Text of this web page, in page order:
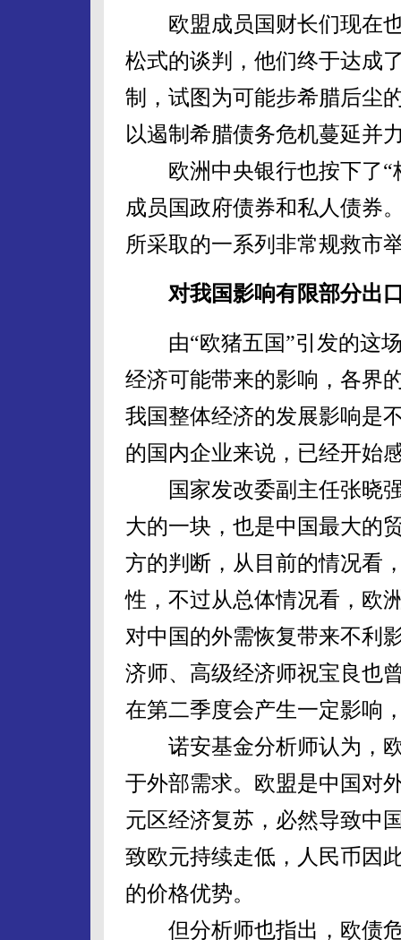
欧盟成员国财长们现在也
松式的谈判，他们终于达成
制，试图为可能步希腊后尘
以遏制希腊债务危机蔓延并
欧洲中央银行也按下了“
成员国政府债券和私人债券
所采取的一系列非常规救市
对我国影响有限部分出
由“欧猪五国”引发的这场
经济可能带来的影响，各界
我国整体经济的发展影响是
的国内企业来说，已经开始
国家发改委副主任张晓强
大的一块，也是中国最大的
方的判断，从目前的情况看
性，不过从总体情况看，欧
对中国的外需恢复带来不利
济师、高级经济师祝宝良也
在第二季度会产生一定影响
诺安基金分析师认为，欧
于外部需求。欧盟是中国对
元区经济复苏，必然导致中
致欧元持续走低，人民币因
的价格优势。
但分析师也指出，欧债危